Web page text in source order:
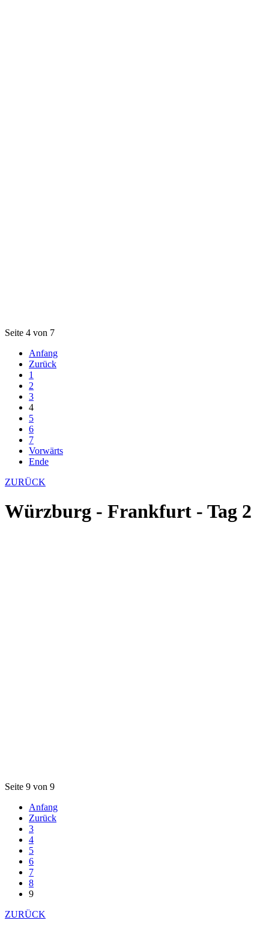
Seite 4 von 7
Anfang
Zurück
1
2
3
4
5
6
7
Vorwärts
Ende
ZURÜCK
Würzburg - Frankfurt - Tag 2
Seite 9 von 9
Anfang
Zurück
3
4
5
6
7
8
9
ZURÜCK